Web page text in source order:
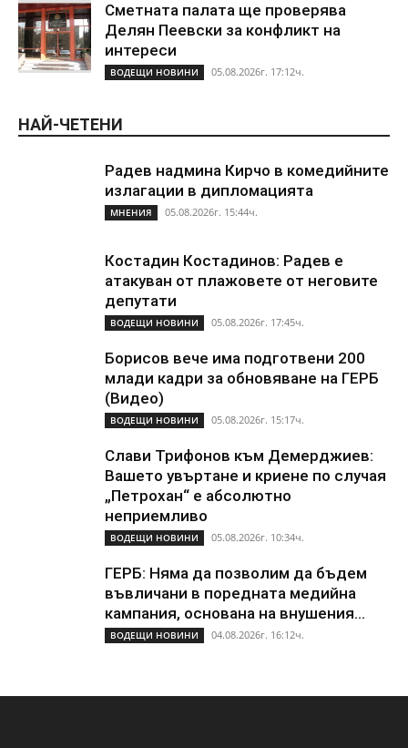
Сметната палата ще проверява
Делян Пеевски за конфликт на
интереси
ВОДЕЩИ НОВИНИ 05.08.2026г. 17:12ч.
НАЙ-ЧЕТЕНИ
Радев надмина Кирчо в комедийните
излагации в дипломацията
МНЕНИЯ 05.08.2026г. 15:44ч.
Костадин Костадинов: Радев е
атакуван от плажoвете от неговите
депутати
ВОДЕЩИ НОВИНИ 05.08.2026г. 17:45ч.
Борисов вече има подготвени 200
млади кадри за обновяване на ГЕРБ
(Видео)
ВОДЕЩИ НОВИНИ 05.08.2026г. 15:17ч.
Слави Трифонов към Демерджиев:
Вашето увъртане и криене по случая
„Петрохан“ е абсолютно
неприемливо
ВОДЕЩИ НОВИНИ 05.08.2026г. 10:34ч.
ГЕРБ: Няма да позволим да бъдем
въвличани в поредната медийна
кампания, основана на внушения...
ВОДЕЩИ НОВИНИ 04.08.2026г. 16:12ч.